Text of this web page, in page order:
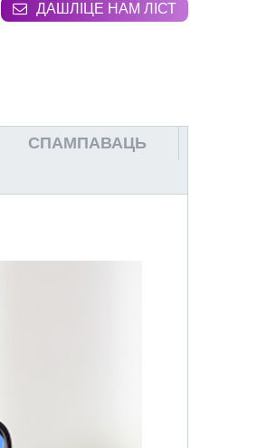
ДАШЛІЦЕ НАМ ЛІСТ
СПАМПАВАЦЬ